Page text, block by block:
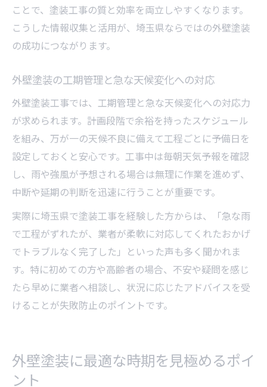
ことで、塗装工事の質と効率を両立しやすくなります。
こうした情報収集と活用が、埼玉県ならではの外壁塗装
の成功につながります。
外壁塗装の工期管理と急な天候変化への対応
外壁塗装工事では、工期管理と急な天候変化への対応力
が求められます。計画段階で余裕を持ったスケジュール
を組み、万が一の天候不良に備えて工程ごとに予備日を
設定しておくと安心です。工事中は毎朝天気予報を確認
し、雨や強風が予想される場合は無理に作業を進めず、
中断や延期の判断を迅速に行うことが重要です。
実際に埼玉県で塗装工事を経験した方からは、「急な雨
で工程がずれたが、業者が柔軟に対応してくれたおかげ
でトラブルなく完了した」といった声も多く聞かれま
す。特に初めての方や高齢者の場合、不安や疑問を感じ
たら早めに業者へ相談し、状況に応じたアドバイスを受
けることが失敗防止のポイントです。
外壁塗装に最適な時期を見極めるポイ
ント